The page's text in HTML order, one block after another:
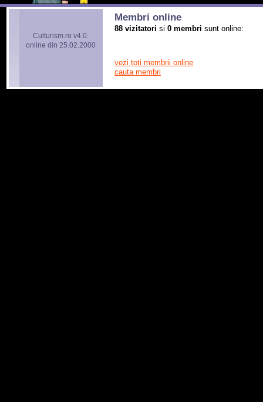
Culturism.ro v4.0.
online din 25.02.2000
Membri online
88 vizitatori si 0 membri sunt online:
vezi toti membrii online
cauta membri